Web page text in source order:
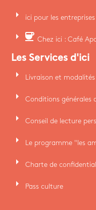
arrow_right ici pour les entreprises
arrow_right coffee Chez ici : Café
Les Services d'ici
arrow_right Livraison et
arrow_right Conditions générales
arrow_right Conseil de lecture
arrow_right Le programme "les
arrow_right Charte de
arrow_right Pass culture